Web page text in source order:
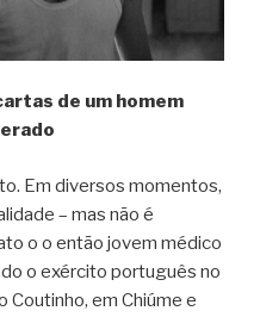
de um homem
Em diversos momentos,
– mas não é
o o então jovem médico
o exército português no
Coutinho, em Chiúme e